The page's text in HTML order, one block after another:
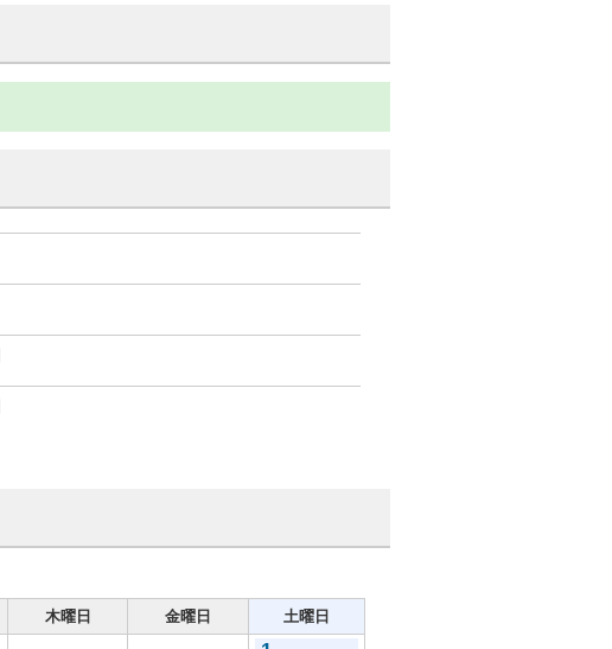
木曜日 金曜日 土曜日